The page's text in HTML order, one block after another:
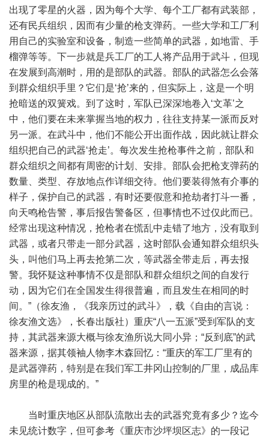
出现了零星的火器，因为每个大学、每个工厂都有武装部，
还有民兵组织，因而有少量的枪支弹药。一些大学和工厂利
用自己的实验室和设备，制造一些简单的武器，如地雷、手
榴弹等等。下一步就是兵工厂的工人将产品用于武斗，但现
在发展到高潮时，用的是部队的武器。部队的武器怎么会落
到群众组织手里？它们是‘抢’来的，但实际上，这是一个明
抢暗送的双簧戏。到了这时，军队已深深地卷入‘文革’之
中，他们要在未来掌握当地的权力，往往支持某一派而反对
另一派。在武斗中，他们不能公开出面作战，因此就让群众
组织把自己的武器‘抢走’。每次发生抢枪事件之前，部队和
群众组织之间都有周密的计划、安排。部队会把枪支弹药的
数量、类型、存放地点作详细交待。他们要装得煞有介事的
样子，保护自己的武器，有时还要假意和抢劫者打斗一番，
向天鸣枪告警，事后报告警备区，但事情也不过仅此而已。
经常出现这种情况，抢枪者在慌乱中走错了地方，没有取到
武器，或者只带走一部分武器，这时部队会通知群众组织头
头，叫他们马上再去抢第二次，等武器全带走后，再去报
警。我怀疑这种事情不仅是部队和群众组织之间的自发行
动，因为它们在全国发生得很普遍，而且发生在相同的时
间。”（徐友渔，《我亲历过的武斗》，载《自由的言说：
徐友渔文选》，长春出版社）重庆“八一五派”受到军队的支
持，其武器来源大概与徐友渔所说大同小异；“反到底”的武
器来源，据其领袖人物李木森回忆：“重庆的军工厂里有的
是武器弹药，特别是在我们军工井冈山控制的厂里，成品库
房里的枪是现成的。”
当时重庆地区从部队流散出去的武器究竟有多少？迄今
未见统计数字，但可参考《重庆市沙坪坝区志》的一段记